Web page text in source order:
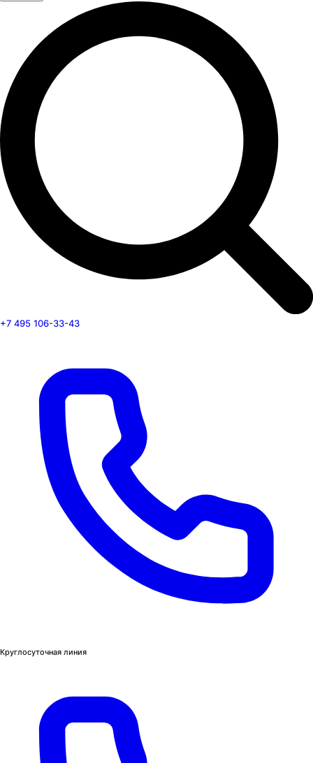
+7 495 106-33-43
Круглосуточная линия